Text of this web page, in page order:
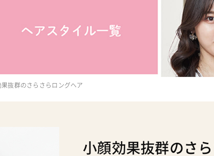
果抜群のさらさらロングヘア
小顔効果抜群のさ